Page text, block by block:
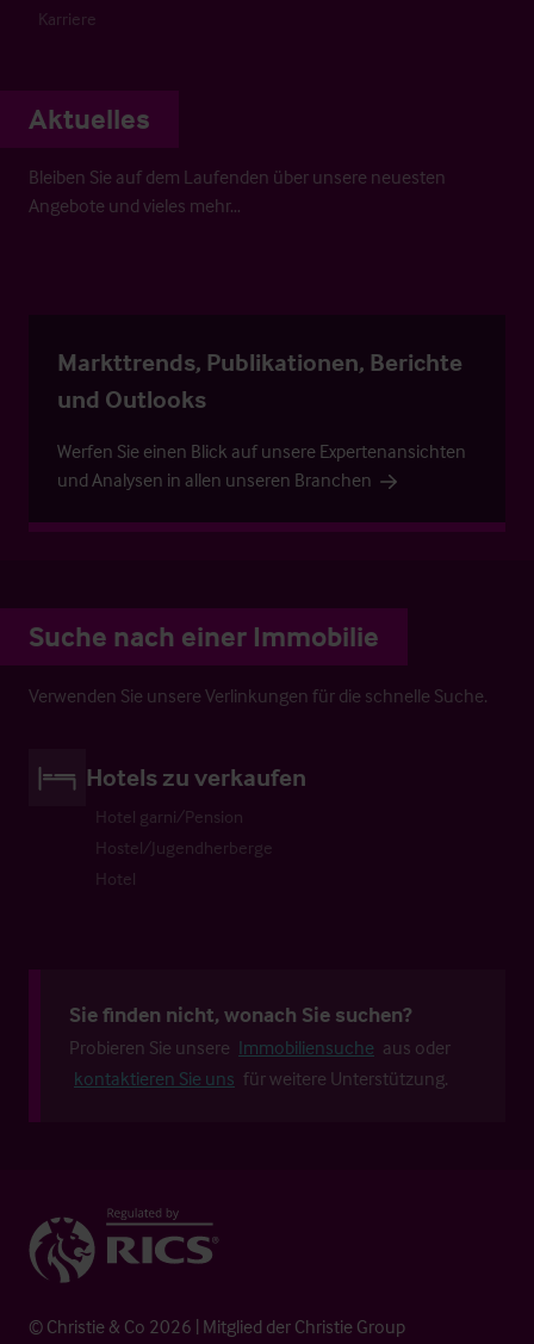
Karriere
Aktuelles
Bleiben Sie auf dem Laufenden über unsere neuesten
Angebote und vieles mehr…
Markttrends, Publikationen, Berichte
und Outlooks
Werfen Sie einen Blick auf unsere Expertenansichten
und Analysen in allen unseren Branchen
Suche nach einer Immobilie
Verwenden Sie unsere Verlinkungen für die schnelle Suche.
Hotels zu verkaufen
Hotel garni/Pension
Hostel/Jugendherberge
Hotel
Sie finden nicht, wonach Sie suchen?
Probieren Sie unsere Immobiliensuche aus oder
kontaktieren Sie uns für weitere Unterstützung.
© Christie & Co 2026 | Mitglied der Christie Group